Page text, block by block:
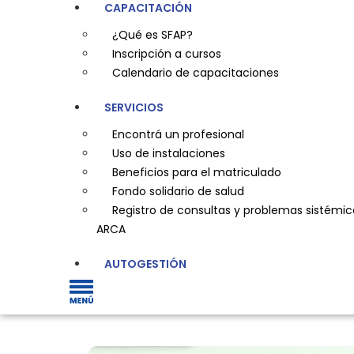
CAPACITACIÓN
¿Qué es SFAP?
Inscripción a cursos
Calendario de capacitaciones
SERVICIOS
Encontrá un profesional
Uso de instalaciones
Beneficios para el matriculado
Fondo solidario de salud
Registro de consultas y problemas
ARCA
AUTOGESTIÓN